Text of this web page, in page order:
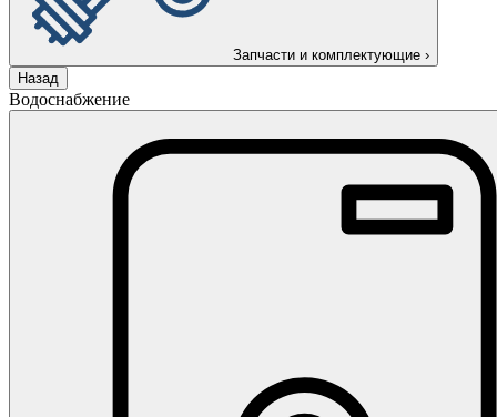
Запчасти и комплектующие ›
Назад
Водоснабжение